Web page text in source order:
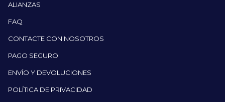
ALIANZAS
FAQ
CONTACTE CON NOSOTROS
PAGO SEGURO
ENVÍO Y DEVOLUCIONES
POLÍTICA DE PRIVACIDAD